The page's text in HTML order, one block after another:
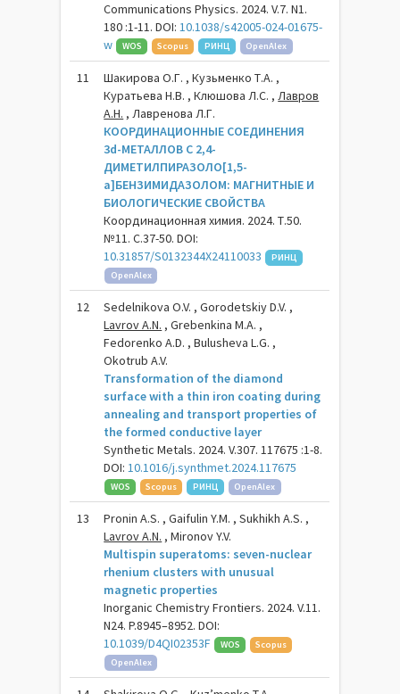
Communications Physics. 2024. V.7. N1.
180 :1-11. DOI:10.1038/s42005-024-01675-
w
WOS Scopus РИНЦ OpenAlex
11
Шакирова О.Г. , Кузьменко Т.А. ,
Куратьева Н.В. , Клюшова Л.С. ,Лавров
А.Н. , Лавренова Л.Г.
КООРДИНАЦИОННЫЕ СОЕДИНЕНИЯ
3d-МЕТАЛЛОВ С 2,4-
ДИМЕТИЛПИРАЗОЛО[1,5-
а]БЕНЗИМИДАЗОЛОМ: МАГНИТНЫЕ И
БИОЛОГИЧЕСКИЕ СВОЙСТВА
Координационная химия. 2024. Т.50.
№11. С.37-50. DOI:
10.31857/S0132344X24110033
РИНЦ
OpenAlex
12
Sedelnikova O.V. , Gorodetskiy D.V. ,
Lavrov A.N. , Grebenkina M.A. ,
Fedorenko A.D. , Bulusheva L.G. ,
Okotrub A.V.
Transformation of the diamond
surface with a thin iron coating during
annealing and transport properties of
the formed conductive layer
Synthetic Metals. 2024. V.307. 117675 :1-8.
DOI:10.1016/j.synthmet.2024.117675
WOS Scopus РИНЦ OpenAlex
13
Pronin A.S. , Gaifulin Y.M. , Sukhikh A.S. ,
Lavrov A.N. , Mironov Y.V.
Multispin superatoms: seven-nuclear
rhenium clusters with unusual
magnetic properties
Inorganic Chemistry Frontiers. 2024. V.11.
N24. P.8945–8952. DOI:
10.1039/D4QI02353F
WOS
Scopus
OpenAlex